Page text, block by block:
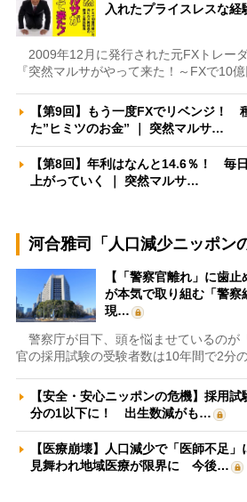
入れたプライスレスな
2009年12月に発行された元FXトレー
『突然マルサがやって来た！～FXで10
【第9回】もう一度FXでリベンジ！
た”ヒミツのお金” ｜ 突然マルサ…
【第8回】年利はなんと14.6％！ 毎
上がっていく ｜ 突然マルサ…
河合雅司「人口減少ニッポン
【「警察官離れ」に歯
が本気で取り組む「警
現…
警察庁が目下、頭を悩ませているのが
官の採用試験の受験者数は10年間で2分
【安全・安心ニッポンの危機】採用
分の1以下に！ 出生数減がも…
【医療崩壊】人口減少で「医師不足
見舞われ地域医療が限界に 今後…